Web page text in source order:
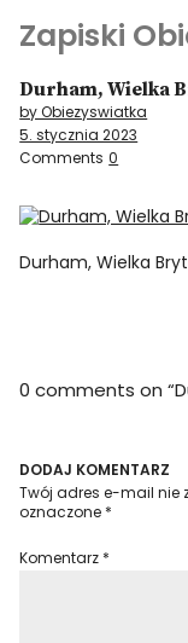
Zapiski
Podróże
Kultura i sztuka
Kątem oka
Durham, Wielka
by Obiezyswiatka
5. stycznia 2023
Comments 0
Durham, Wielka
0 comments on “
DODAJ KOMENTARZ
Twój adres e-mail nie
oznaczone *
Komentarz *